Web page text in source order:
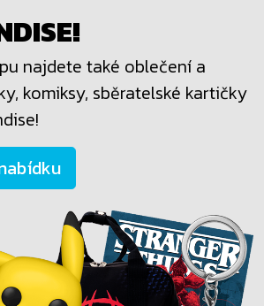
najdete také oblečení a
komiksy, sběratelské kartičky